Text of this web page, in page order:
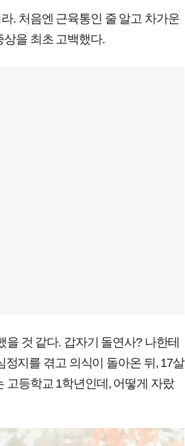
. 처음엔 근육통인 줄 알고 차가운
을 최초 고백했다.
것 같다. 갑자기 돌연사? 나한테
지를 겪고 의식이 돌아온 뒤, 17살
고등학교 1학년인데, 어떻게 자랐